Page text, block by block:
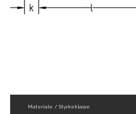
Materiale / Styrkeklasse